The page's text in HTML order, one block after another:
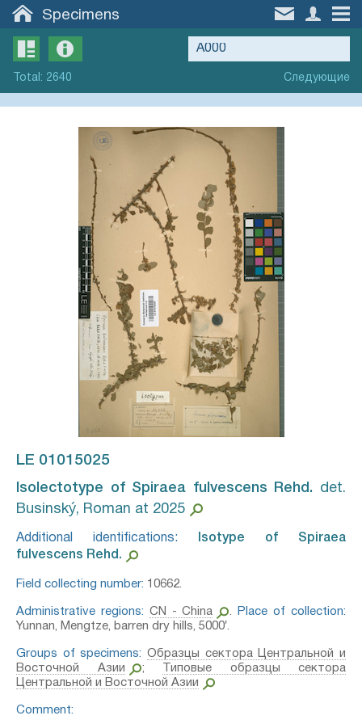
Specimens
Total : 2640 Следующие
LE 01015025
Isolectotype of Spiraea fulvescens Rehd.⁣
det.
Businský, Roman at 2025
Additional identifications:
Isotype of Spiraea
fulvescens Rehd.⁣
Field collecting number: 10662.
Administrative regions: CN - China .
Place of collection:
Yunnan, Mengtze, barren dry hills, 5000′.
Groups of specimens: Образцы сектора Центральной и
Восточной Азии
;
Типовые образцы сектора
Центральной и Восточной Азии
Comment: